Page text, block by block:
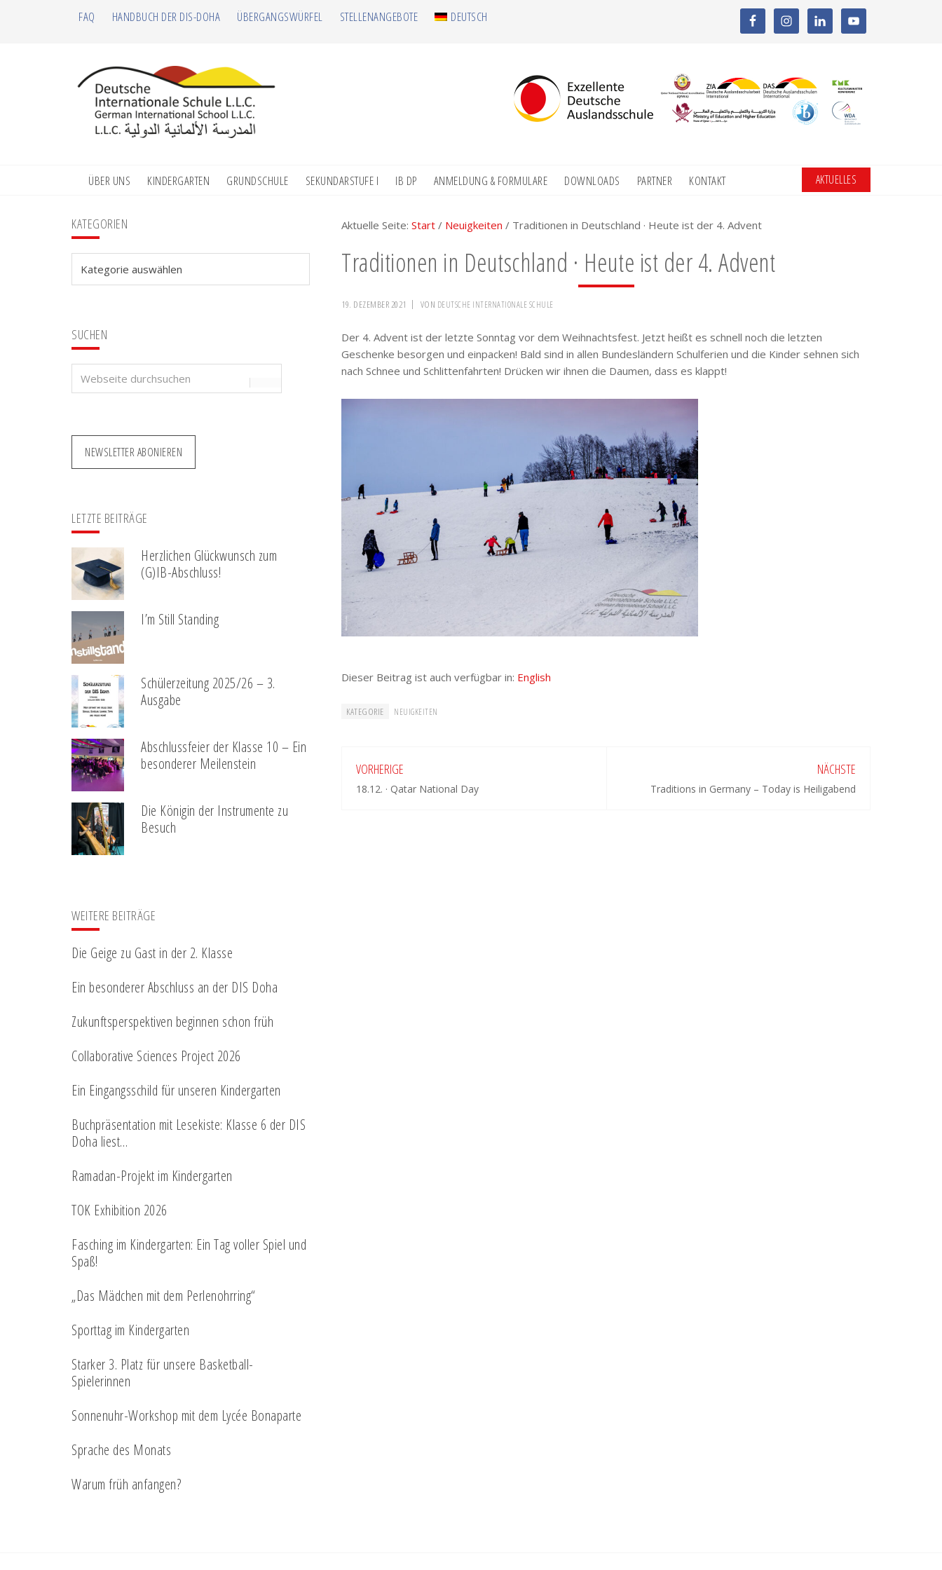
FAQ HANDBUCH DER DIS-DOHA ÜBERGANGSWÜRFEL STELLENANGEBOTE DEUTSCH
ÜBER UNS KINDERGARTEN GRUNDSCHULE SEKUNDARSTUFE I IB DP ANMELDUNG & FORMULARE DOWNLOADS PARTNER KONTAKT AKTUELLES
Aktuelle Seite: Start / Neuigkeiten / Traditionen in Deutschland · Heute ist der 4. Advent
Traditionen in Deutschland · Heute ist der 4. Advent
19. DEZEMBER 2021 VON DEUTSCHE INTERNATIONALE SCHULE
Der 4. Advent ist der letzte Sonntag vor dem Weihnachtsfest. Jetzt heißt es schnell noch die letzten
Geschenke besorgen und einpacken! Bald sind in allen Bundesländern Schulferien und die Kinder sehnen sich
nach Schnee und Schlittenfahrten! Drücken wir ihnen die Daumen, dass es klappt!
Dieser Beitrag ist auch verfügbar in: English
KATEGORIE NEUIGKEITEN
VORHERIGE
18.12. · Qatar National Day
NÄCHSTE
Traditions in Germany – Today is Heiligabend
Seitenspalte
KATEGORIEN
SUCHEN
Webseite
NEWSLETTER ABONIEREN
LETZTE BEITRÄGE
Herzlichen Glückwunsch zum
(G)IB-Abschluss!
I’m Still Standing
Schülerzeitung 2025/26 – 3.
Ausgabe
Abschlussfeier der Klasse 10 – Ein
besonderer Meilenstein
Die Königin der Instrumente zu
Besuch
WEITERE BEITRÄGE
Die Geige zu Gast in der 2. Klasse
Ein besonderer Abschluss an der DIS Doha
Zukunftsperspektiven beginnen schon früh
Collaborative Sciences Project 2026
Ein Eingangsschild für unseren Kindergarten
Buchpräsentation mit Lesekiste: Klasse 6 der DIS
Doha liest…
Ramadan-Projekt im Kindergarten
TOK Exhibition 2026
Fasching im Kindergarten: Ein Tag voller Spiel und
Spaß!
„Das Mädchen mit dem Perlenohrring“
Sporttag im Kindergarten
Starker 3. Platz für unsere Basketball-
Spielerinnen
Sonnenuhr-Workshop mit dem Lycée Bonaparte
Sprache des Monats
Warum früh anfangen?